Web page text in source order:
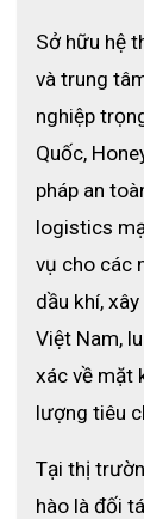
Sở hữu hệ
và trung
nghiệp
Quốc,
pháp an
logistics
vụ cho các
dầu khí,
Việt Nam,
xác về mặt
lượng tiêu
Tại thị
hào là đối